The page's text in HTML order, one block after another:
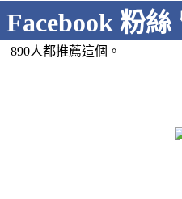
Facebook 粉絲
890人都推薦這個。